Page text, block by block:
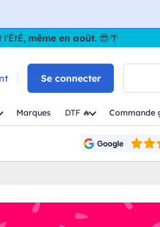
l'ÉtÉ, même en août. 😎🌴
Se connecter
Marques DTF 🔥 Commande